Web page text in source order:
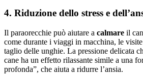
4. Riduzione dello stress e
Il paraorecchie può aiutare a calmare il
come durante i viaggi in macchina, le
taglio delle unghie. La pressione delicata
cane ha un effetto rilassante simile a una
profonda”, che aiuta a ridurre l’ansia.